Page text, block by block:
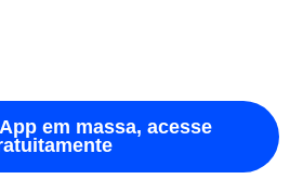
em massa, acesse